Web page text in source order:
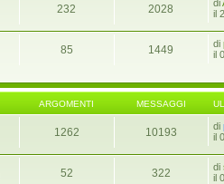
232 2028 di
il
85 1449 di
il
ARGOMENTI MESSAGGI
1262 10193 di
il
52 322 di
il